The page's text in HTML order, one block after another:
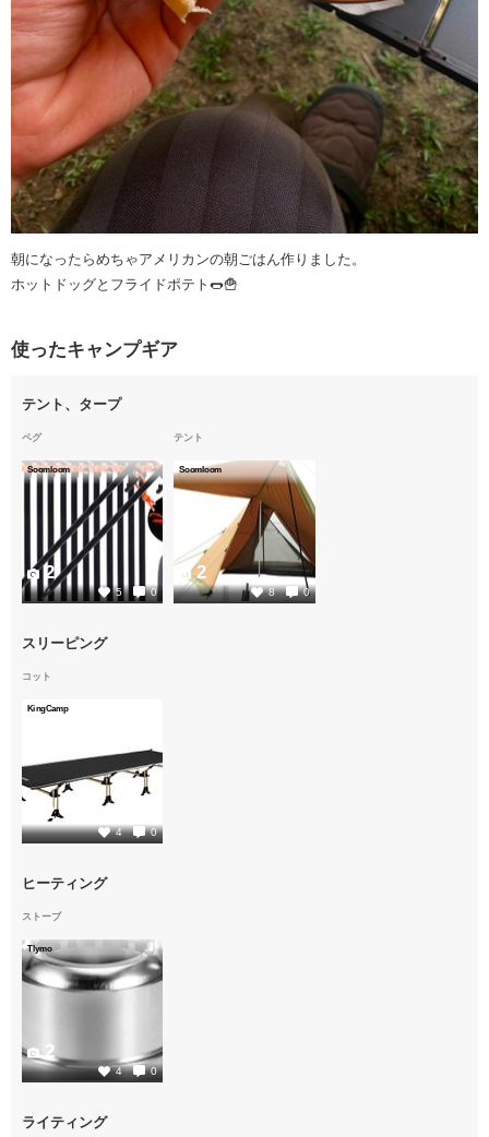
朝になったらめちゃアメリカンの朝ごはん作りました。
ホットドッグとフライドポテト🌭🍟
使ったキャンプギア
テント、タープ
ペグ
Soomloom
5 0
2
テント
Soomloom
8 0
2
スリーピング
コット
KingCamp
4 0
2
ヒーティング
ストーブ
Tlymo
4 0
2
ライティング